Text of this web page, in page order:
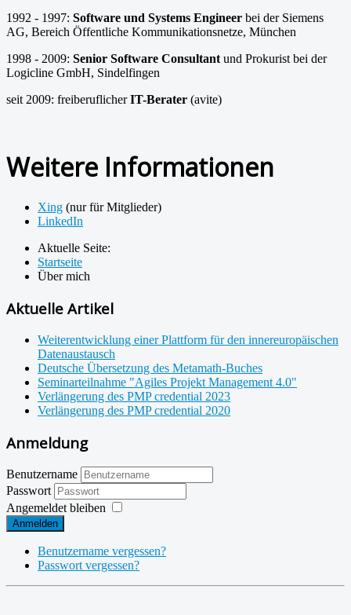
1992 - 1997: Software und Systems Engineer bei der Siemens
AG, Bereich Öffentliche Kommunikationsnetze, München
1998 - 2009: Senior Software Consultant und Prokurist bei der
Logicline GmbH, Sindelfingen
seit 2009: freiberuflicherIT-Berater (avite)
Weitere Informationen
Xing (nur für Mitglieder)
LinkedIn
Aktuelle Seite:
Startseite
Über mich
Aktuelle Artikel
Weiterentwicklung einer Plattform für den innereuropäischen
Datenaustausch
Deutsche Übersetzung des Metamath-Buches
Seminarteilnahme "Agiles Projekt Management 4.0"
Verlängerung des PMP credential 2023
Verlängerung des PMP credential 2020
Anmeldung
Benutzername
Passwort
Angemeldet bleiben
Anmelden
Benutzername vergessen?
Passwort vergessen?